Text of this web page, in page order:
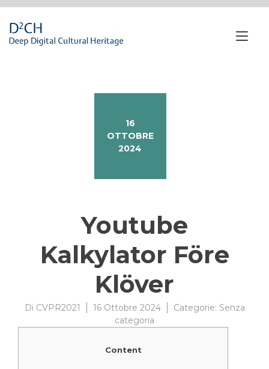
contenuto
16
OTTOBRE
2024
Youtube
Kalkylator Före
Klöver
Di CVPR2021 16 Ottobre 2024 Categorie: Senza
categoria
Content